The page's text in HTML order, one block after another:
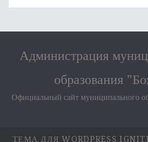
Администрация
образования
Официальный сайт муниципального
ТЕМА ДЛЯ WORDPRESS